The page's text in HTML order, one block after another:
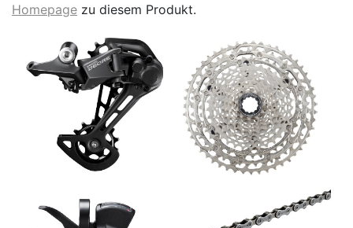
Homepage zu diesem Produkt.